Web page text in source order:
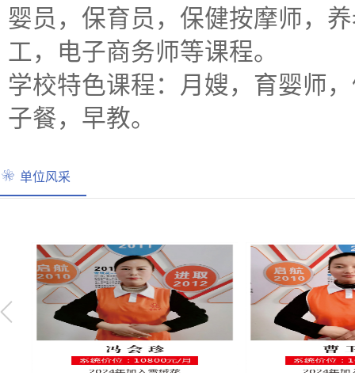
婴员，保育员，保健按摩师，
工，电子商务师等课程。
学校特色课程：月嫂，育婴师
子餐，早教。
单位风采